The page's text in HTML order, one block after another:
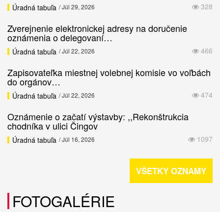
328
Úradná tabuľa / Júl 29, 2026
Zverejnenie elektronickej adresy na doručenie
oznámenia o delegovaní…
466
Úradná tabuľa / Júl 22, 2026
Zapisovateľka miestnej volebnej komisie vo voľbách
do orgánov…
474
Úradná tabuľa / Júl 22, 2026
Oznámenie o začatí výstavby: ,,Rekonštrukcia
chodníka v ulici Čingov
1097
Úradná tabuľa / Júl 16, 2026
VŠETKY OZNAMY
FOTOGALÉRIE